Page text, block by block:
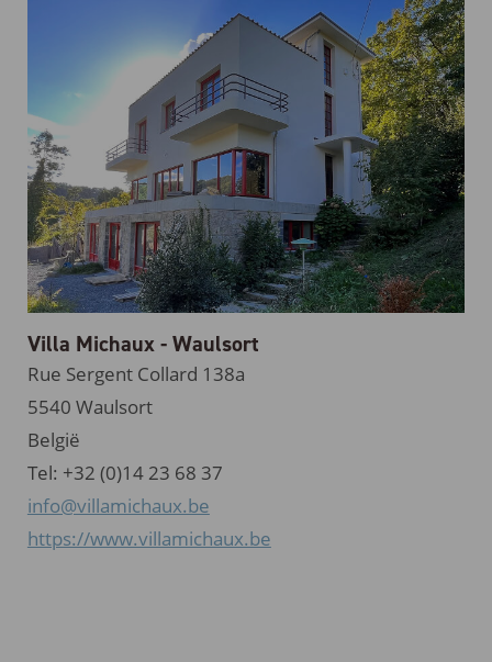
Villa Michaux - Waulsort
Rue Sergent Collard 138a
5540 Waulsort
België
Tel: +32 (0)14 23 68 37
info@villamichaux.be
https://www.villamichaux.be